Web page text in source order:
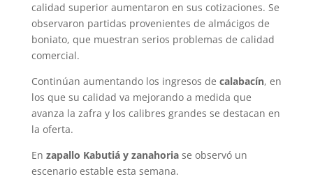
calidad superior aumentaron en sus cotizaciones. Se
observaron partidas provenientes de almácigos de
boniato, que muestran serios problemas de calidad
comercial.
Continúan aumentando los ingresos de calabacín, en
los que su calidad va mejorando a medida que
avanza la zafra y los calibres grandes se destacan en
la oferta.
En zapallo Kabutiá y zanahoriase observó un
escenario estable esta semana.